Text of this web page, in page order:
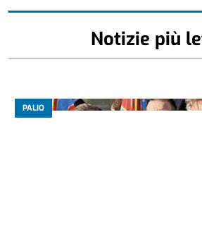
Notizie più
PALIO